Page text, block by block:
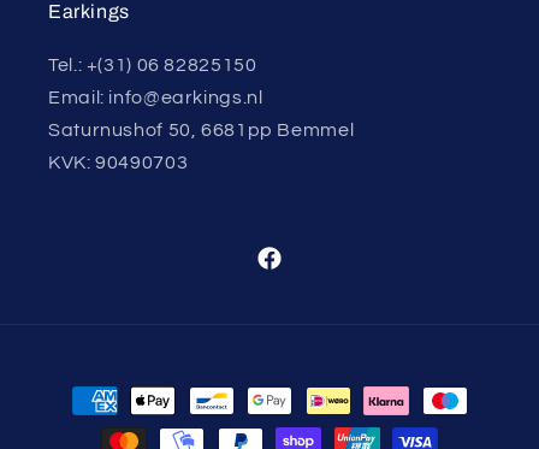
Earkings
Tel.: +(31) 06 82825150
Email: info@earkings.nl
Saturnushof 50, 6681pp Bemmel
KVK: 90490703
Facebook
Payment
methods